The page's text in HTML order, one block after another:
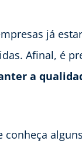
já
Afinal, é
a
conheça